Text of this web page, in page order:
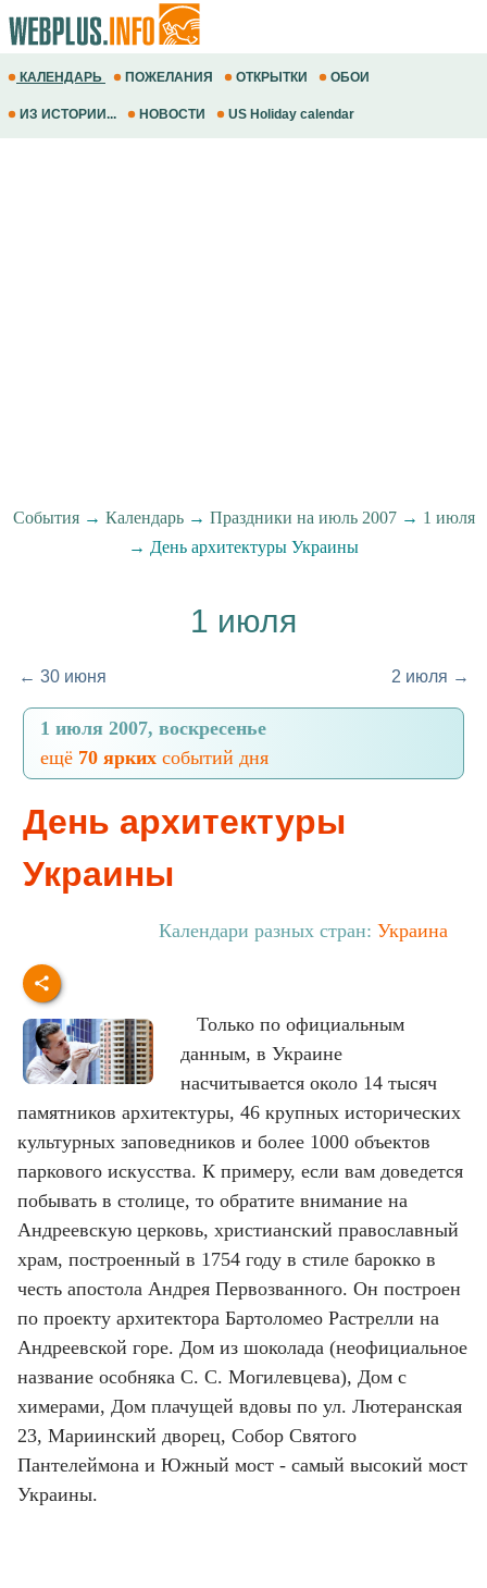
КАЛЕНДАРЬ ПОЖЕЛАНИЯ ОТКРЫТКИ ОБОИ
ИЗ ИСТОРИИ... НОВОСТИ US Holiday calendar
События→ Календарь→ Праздники на июль 2007→ 1 июля
→ День архитектуры Украины
1 июля
← 30 июня 2 июля →
1 июля 2007, воскресенье
ещё 70 ярких событий дня
День архитектуры
Украины
Календари разных стран: Украина
Только по официальным
данным, в Украине
насчитывается около 14 тысяч
памятников архитектуры, 46 крупных исторических
культурных заповедников и более 1000 объектов
паркового искусства. К примеру, если вам доведется
побывать в столице, то обратите внимание на
Андреевскую церковь, христианский православный
храм, построенный в 1754 году в стиле барокко в
честь апостола Андрея Первозванного. Он построен
по проекту архитектора Бартоломео Растрелли на
Андреевской горе. Дом из шоколада (неофициальное
название особняка С. С. Могилевцева), Дом с
химерами, Дом плачущей вдовы по ул. Лютеранская
23, Мариинский дворец, Собор Святого
Пантелеймона и Южный мост - самый высокий мост
Украины.